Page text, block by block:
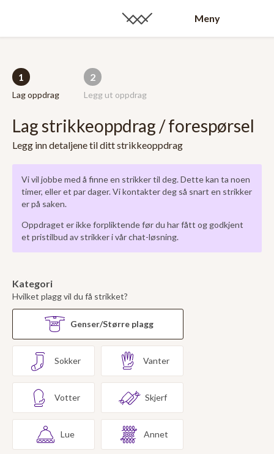
Meny
1
Lag oppdrag
2
Legg ut oppdrag
Lag strikkeoppdrag / forespørsel
Legg inn detaljene til ditt strikkeoppdrag
Vi vil jobbe med å finne en strikker til deg. Dette kan ta noen
timer, eller et par dager. Vi kontakter deg så snart en strikker
er på saken.
Oppdraget er ikke forpliktende før du har fått og godkjent
et pristilbud av strikker i vår chat-løsning.
Kategori
Hvilket plagg vil du få strikket?
Genser/Større plagg
Sokker Vanter
Votter Skjerf
Lue Annet